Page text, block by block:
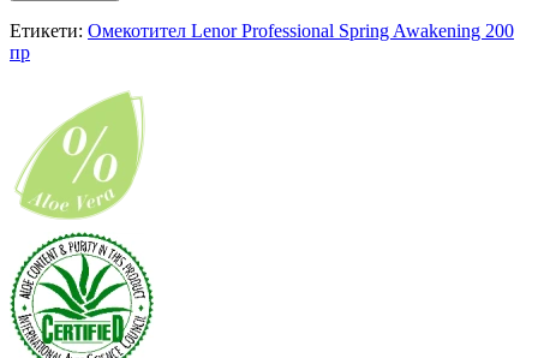
Етикети: Омекотител Lenor Professional Spring Awakening 200
пр